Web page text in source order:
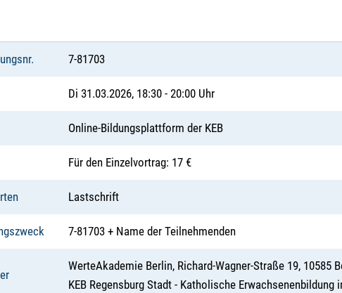
7-81703
Di 31.03.2026, 18:30 - 20:00 Uhr
Online-Bildungsplattform der KEB
Für den Einzelvortrag: 17 €
Lastschrift
7-81703 + Name der Teilnehmenden
WerteAkademie Berlin, Richard-Wagner-Straße 19, 10585
KEB Regensburg Stadt - Katholische Erwachsenenbildung